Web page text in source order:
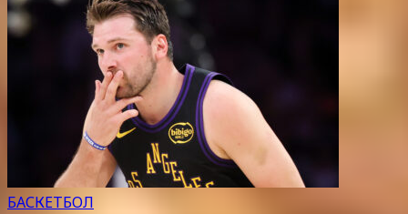
БАСКЕТБОЛ